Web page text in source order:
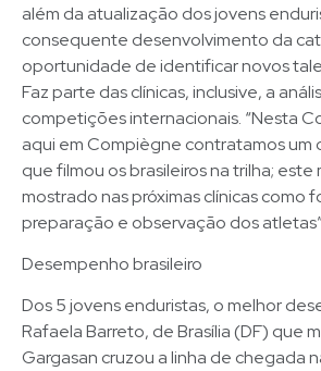
além da atualização dos jovens
consequente desenvolvimento da
oportunidade de identificar novos
Faz parte das clínicas, inclusive, a
competições internacionais. “Nesta
aqui em Compiègne contratamos um
que filmou os brasileiros na trilha; este
mostrado nas próximas clínicas como
preparação e observação dos
Desempenho brasileiro
Dos 5 jovens enduristas, o melhor
Rafaela Barreto, de Brasília (DF) que
Gargasan cruzou a linha de chegada